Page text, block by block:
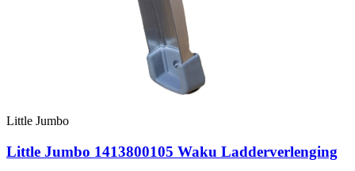
Little Jumbo
Little Jumbo 1413800105 Waku Ladderverlenging